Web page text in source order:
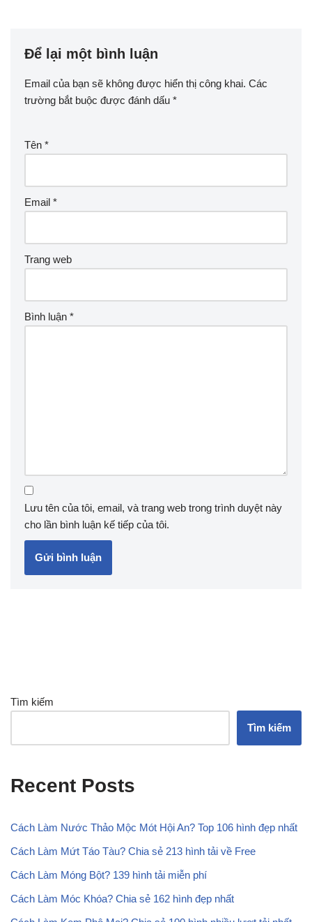
Để lại một bình luận
Email của bạn sẽ không được hiển thị công khai. Các
trường bắt buộc được đánh dấu *
Tên *
Email *
Trang web
Bình luận *
Lưu tên của tôi, email, và trang web trong trình duyệt này
cho lần bình luận kế tiếp của tôi.
Tìm kiếm
Tìm kiếm
Recent Posts
Cách Làm Nước Thảo Mộc Mót Hội An? Top 106 hình đẹp nhất
Cách Làm Mứt Táo Tàu? Chia sẻ 213 hình tải về Free
Cách Làm Móng Bột? 139 hình tải miễn phí
Cách Làm Móc Khóa? Chia sẻ 162 hình đẹp nhất